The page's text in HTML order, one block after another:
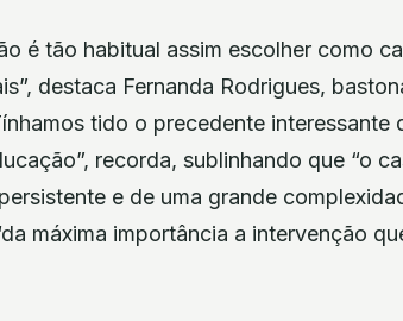
é tão habitual assim escolher como
destaca Fernanda Rodrigues,
tido o precedente interessante
recorda, sublinhando que “o
e de uma grande
máxima importância a intervenção